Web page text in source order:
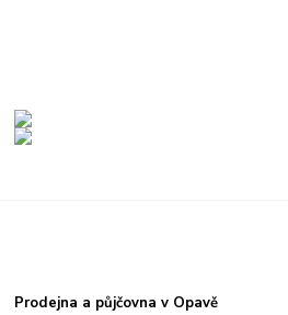
Prodejna a půjčovna v Opavě